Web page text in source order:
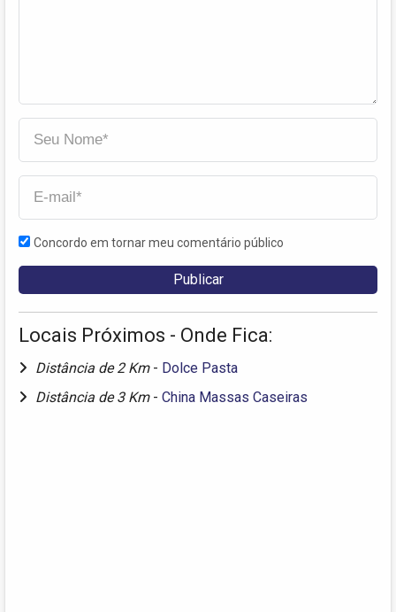
Concordo em tornar meu comentário público
Locais Próximos - Onde Fica:
Distância de 2 Km - Dolce Pasta
Distância de 3 Km - China Massas Caseiras